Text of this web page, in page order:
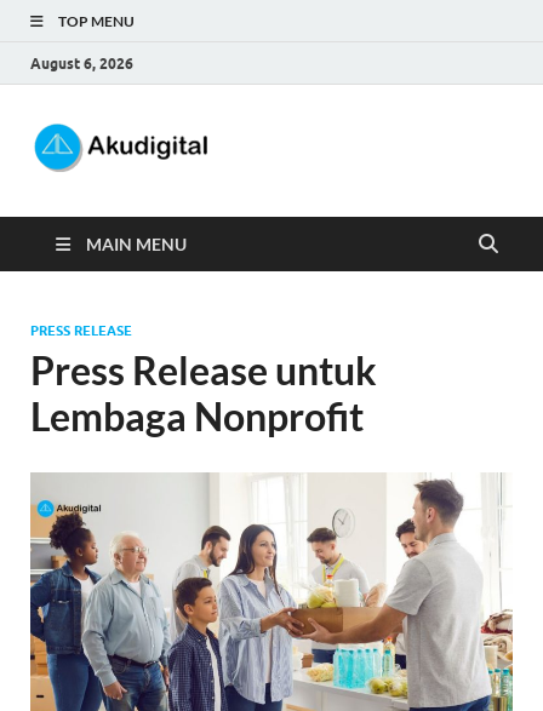
TOP MENU
August 6, 2026
MAIN MENU
PRESS RELEASE
Press Release untuk
Lembaga Nonprofit